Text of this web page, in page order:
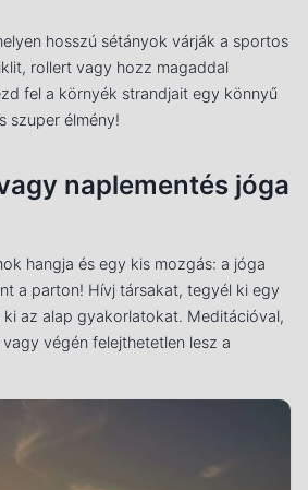
hosszú sétányok várják a sportos
rollert vagy hozz magaddal
fel a környék strandjait egy könnyű
szuper élmény!
naplementés jóga
hangja és egy kis mozgás: a jóga
a parton! Hívj társakat, tegyél ki egy
az alap gyakorlatokat. Meditációval,
végén felejthetetlen lesz a